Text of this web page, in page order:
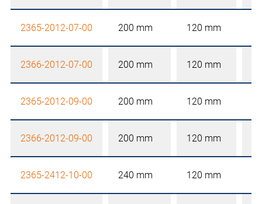
2365-2012-07-00 200 mm 120 mm
2366-2012-07-00 200 mm 120 mm
2365-2012-09-00 200 mm 120 mm
2366-2012-09-00 200 mm 120 mm
2365-2412-10-00 240 mm 120 mm